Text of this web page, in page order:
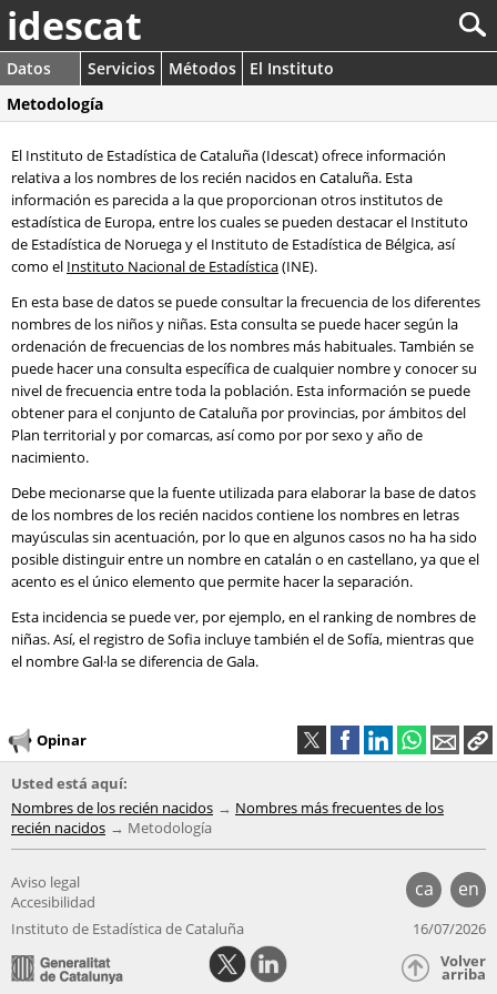
idescat
Datos Servicios Métodos
El Instituto
Metodología
El Instituto de Estadística de Cataluña (Idescat) ofrece información
relativa a los nombres de los recién nacidos en Cataluña. Esta
información es parecida a la que proporcionan otros institutos de
estadística de Europa, entre los cuales se pueden destacar el Instituto
de Estadística de Noruega y el Instituto de Estadística de Bélgica, así
como el Instituto Nacional de Estadística(INE).
En esta base de datos se puede consultar la frecuencia de los diferentes
nombres de los niños y niñas. Esta consulta se puede hacer según la
ordenación de frecuencias de los nombres más habituales. También se
puede hacer una consulta específica de cualquier nombre y conocer su
nivel de frecuencia entre toda la población. Esta información se puede
obtener para el conjunto de Cataluña por provincias, por ámbitos del
Plan territorial y por comarcas, así como por por sexo y año de
nacimiento.
Debe mecionarse que la fuente utilizada para elaborar la base de datos
de los nombres de los recién nacidos contiene los nombres en letras
mayúsculas sin acentuación, por lo que en algunos casos no ha ha sido
posible distinguir entre un nombre en catalán o en castellano, ya que el
acento es el único elemento que permite hacer la separación.
Esta incidencia se puede ver, por ejemplo, en el ranking de nombres de
niñas. Así, el registro de Sofia incluye también el de Sofía, mientras que
el nombre Gal·la se diferencia de Gala.
Opinar
Usted está aquí:
Nombres de los recién nacidos
Nombres más frecuentes de los
recién nacidos
Metodología
ca en
Aviso legal
Accesibilidad
Instituto de Estadística de Cataluña
16/07/2026
Volver
arriba